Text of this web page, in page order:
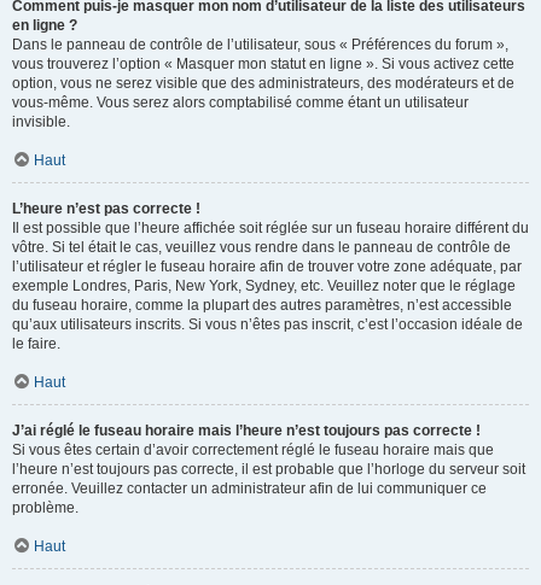
Comment puis-je masquer mon nom d’utilisateur de la liste des utilisateurs
en ligne ?
Dans le panneau de contrôle de l’utilisateur, sous « Préférences du forum »,
vous trouverez l’option « Masquer mon statut en ligne ». Si vous activez cette
option, vous ne serez visible que des administrateurs, des modérateurs et de
vous-même. Vous serez alors comptabilisé comme étant un utilisateur
invisible.
Haut
L’heure n’est pas correcte !
Il est possible que l’heure affichée soit réglée sur un fuseau horaire différent du
vôtre. Si tel était le cas, veuillez vous rendre dans le panneau de contrôle de
l’utilisateur et régler le fuseau horaire afin de trouver votre zone adéquate, par
exemple Londres, Paris, New York, Sydney, etc. Veuillez noter que le réglage
du fuseau horaire, comme la plupart des autres paramètres, n’est accessible
qu’aux utilisateurs inscrits. Si vous n’êtes pas inscrit, c’est l’occasion idéale de
le faire.
Haut
J’ai réglé le fuseau horaire mais l’heure n’est toujours pas correcte !
Si vous êtes certain d’avoir correctement réglé le fuseau horaire mais que
l’heure n’est toujours pas correcte, il est probable que l’horloge du serveur soit
erronée. Veuillez contacter un administrateur afin de lui communiquer ce
problème.
Haut